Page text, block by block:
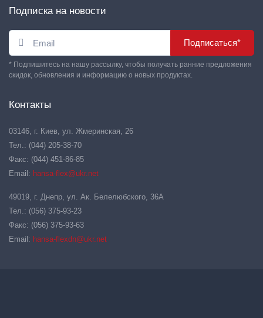
Подписка на новости
Подписаться*
* Подпишитесь на нашу рассылку, чтобы получать ранние предложения
скидок, обновления и информацию о новых продуктах.
Контакты
03146, г. Киев, ул. Жмеринская, 26
Тел.: (044) 205-38-70
Факс: (044) 451-86-85
Email: hansa-flex@ukr.net
49019, г. Днепр, ул. Ак. Белелюбского, 36А
Тел.: (056) 375-93-23
Факс: (056) 375-93-63
Email: hansa-flexdn@ukr.net